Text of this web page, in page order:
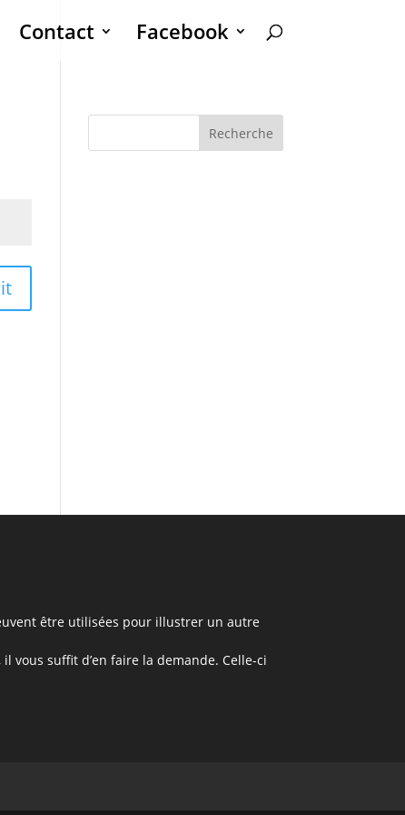
Contact Facebook
Recherche
être utilisées pour illustrer un autre
vous suffit d’en faire la demande. Celle-ci